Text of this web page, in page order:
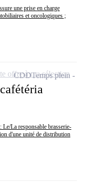
une prise en charge
et oncologiques ;
La responsable brasserie-
d'une unité de distribution
CDDTemps plein
offre à ma sélection